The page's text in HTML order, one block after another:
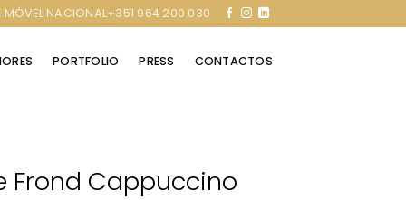
MÓVEL NACIONAL+351 964 200 030
PORTFOLIO PRESS CONTACTOS
Frond Cappuccino